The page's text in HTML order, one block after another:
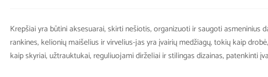
Krepšiai yra būtini aksesuarai, skirti nešiotis, organizuoti ir saugoti
rankines, kelionių maišelius ir virvelius-jas yra įvairių medžiagų, tokių kaip
kaip skyriai, užtrauktukai, reguliuojami dirželiai ir stilingas dizainas, patenkinti